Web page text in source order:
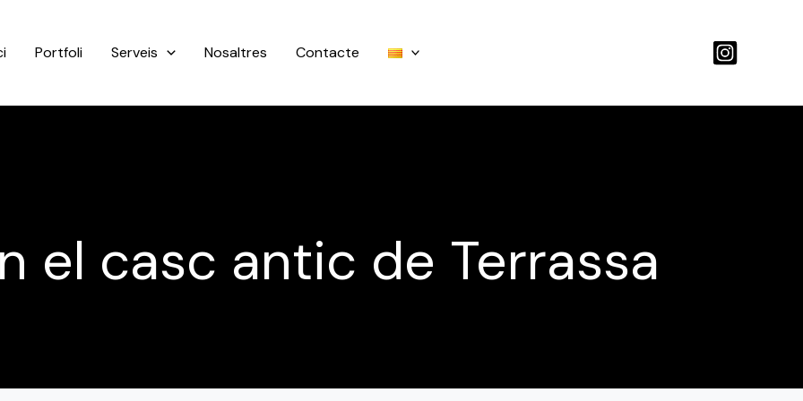
Portfoli Serveis Nosaltres Contacte
el casc antic de Terrassa